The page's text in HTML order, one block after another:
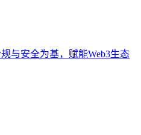
与安全为基，赋能Web3生态